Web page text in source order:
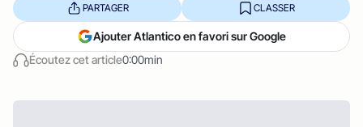
Écoutez cet article0:00min
PARTAGER CLASSER
Ajouter Atlantico en favori sur Google